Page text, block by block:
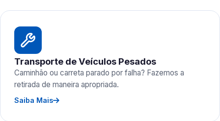
Transporte de Veículos Pesados
Caminhão ou carreta parado por falha? Fazemos a
retirada de maneira apropriada.
Saiba Mais